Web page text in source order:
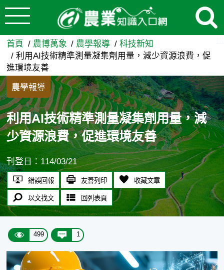
跳到主要內容
利用AI技術精準測量凝集劑
首頁 農博萬象 農學報導
科技新知
利用AI技術精準測量凝集劑用量，減少資源浪費，促
進環境友善
農學報導
利用AI技術精準測量凝集劑用量，減
少資源浪費，促進環境友善
刊登日：114/03/21
錯誤回報 友善列印 收藏文章
以文找文 回列表頁
499 1